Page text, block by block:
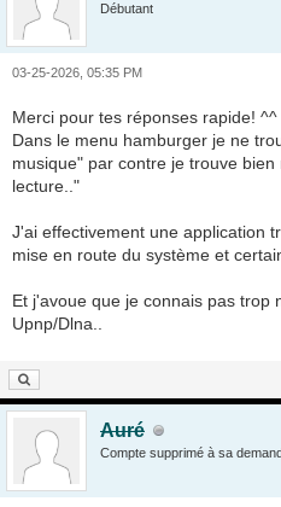
Débutant
03-25-2026, 05:35 PM
Merci pour tes réponses rapide! ^^
Dans le menu hamburger je ne
musique" par contre je trouve
lecture.."
J'ai effectivement une application
mise en route du système et
Et j'avoue que je connais pas trop
Upnp/Dlna..
Auré
Compte supprimé à sa